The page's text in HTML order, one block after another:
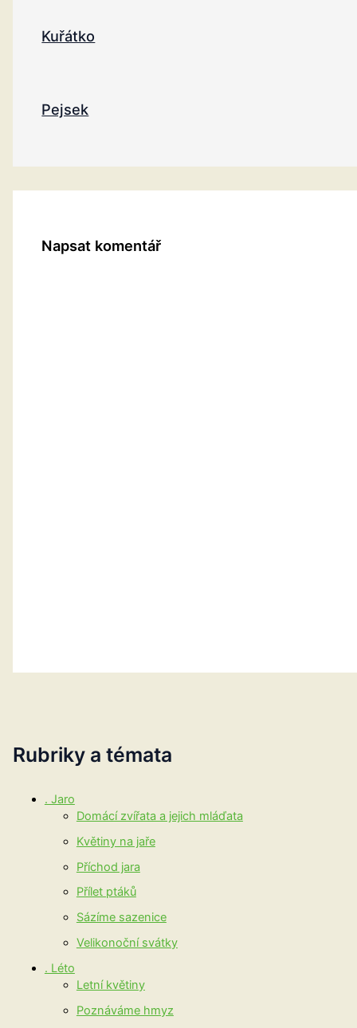
Rubriky a témata
. Jaro
Domácí zvířata a jejich mláďata
Květiny na jaře
Příchod jara
Přílet ptáků
Sázíme sazenice
Velikonoční svátky
. Léto
Letní květiny
Poznáváme hmyz
Kuřátko
Pejsek
Napsat komentář